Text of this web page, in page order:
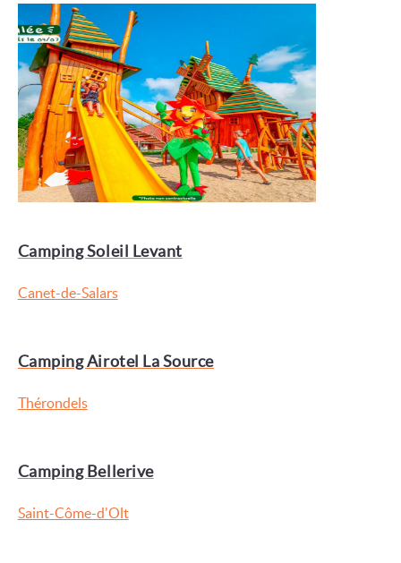
Camping Soleil Levant
Canet-de-Salars
Camping Airotel La Source
Thérondels
Camping Bellerive
Saint-Côme-d'Olt